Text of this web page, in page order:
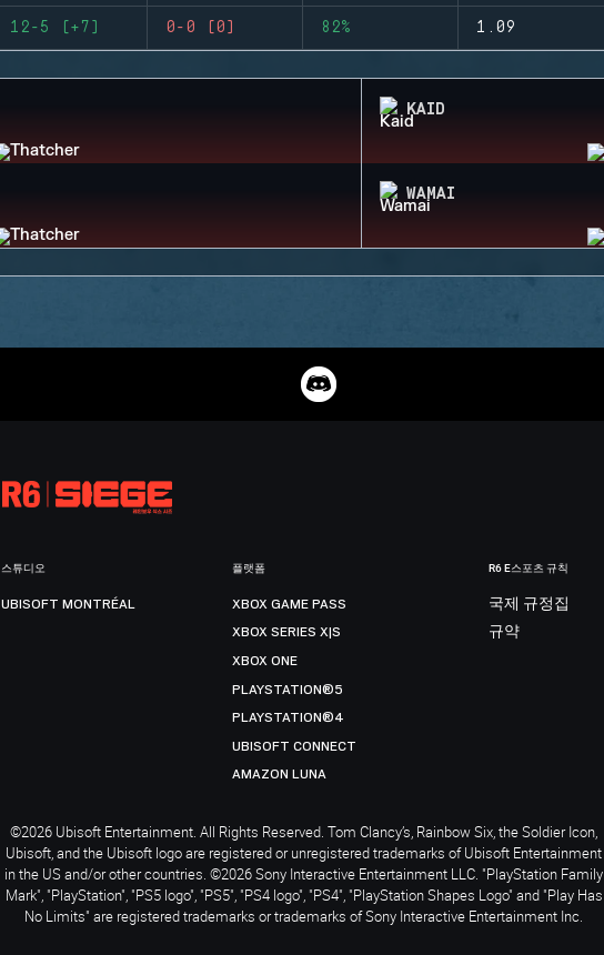
12-5 (+7) 0-0 (0) 82% 1.09
KAID
WAMAI
스튜디오
UBISOFT MONTRÉAL
플랫폼
XBOX GAME PASS
XBOX SERIES X|S
XBOX ONE
PLAYSTATION®5
PLAYSTATION®4
UBISOFT CONNECT
AMAZON LUNA
R6 E스포츠 규칙
국제 규정집
규약
©2026 Ubisoft Entertainment. All Rights Reserved. Tom Clancy’s, Rainbow Six, the Soldier Icon,
Ubisoft, and the Ubisoft logo are registered or unregistered trademarks of Ubisoft Entertainment
in the US and/or other countries. ©2026 Sony Interactive Entertainment LLC. "PlayStation Family
Mark", "PlayStation", "PS5 logo", "PS5", "PS4 logo", "PS4", "PlayStation Shapes Logo" and "Play Has
No Limits" are registered trademarks or trademarks of Sony Interactive Entertainment Inc.